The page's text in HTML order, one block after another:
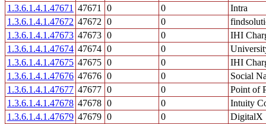
1.3.6.1.4.1.47671 47671 0 0
Intra
1.3.6.1.4.1.47672 47672 0 0
1.3.6.1.4.1.47673 47673 0 0
IHI
1.3.6.1.4.1.47674 47674 0 0
1.3.6.1.4.1.47675 47675 0 0
IHI
1.3.6.1.4.1.47676 47676 0 0
Social
1.3.6.1.4.1.47677 47677 0 0
Point of
1.3.6.1.4.1.47678 47678 0 0
Intuity
1.3.6.1.4.1.47679 47679 0 0
DigitalX